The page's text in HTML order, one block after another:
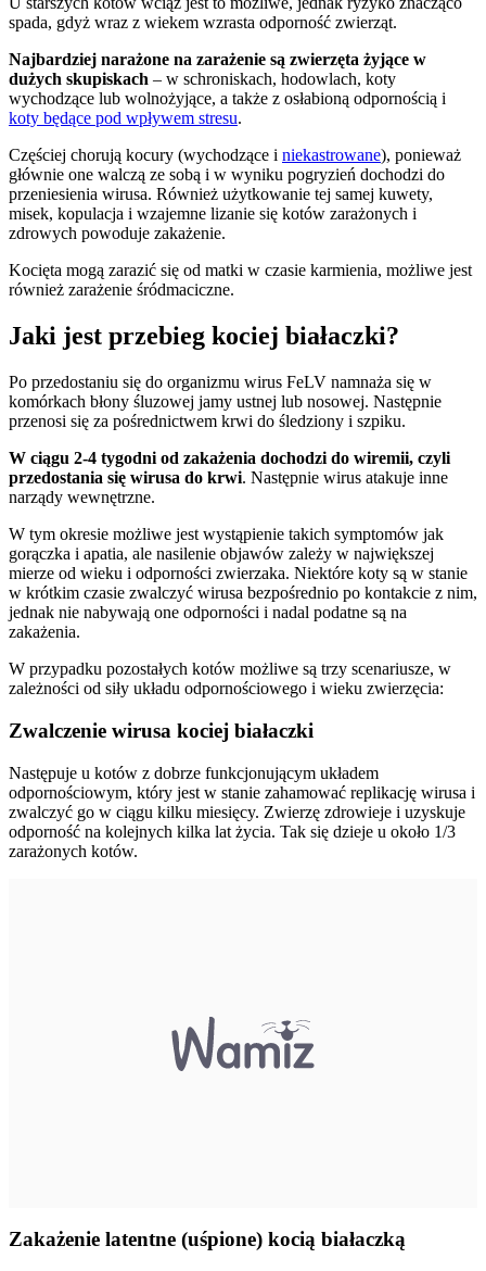
spada, gdyż wraz z wiekem wzrasta odporność zwierząt.
Najbardziej narażone na zarażenie są zwierzęta żyjące w
dużych skupiskach – w schroniskach, hodowlach, koty
wychodzące lub wolnożyjące, a także z osłabioną odpornością i
koty będące pod wpływem stresu.
Częściej chorują kocury (wychodzące i niekastrowane), ponieważ
głównie one walczą ze sobą i w wyniku pogryzień dochodzi do
przeniesienia wirusa. Również użytkowanie tej samej kuwety,
misek, kopulacja i wzajemne lizanie się kotów zarażonych i
zdrowych powoduje zakażenie.
Kocięta mogą zarazić się od matki w czasie karmienia, możliwe jest
również zarażenie śródmaciczne.
Jaki jest przebieg kociej białaczki?
Po przedostaniu się do organizmu wirus FeLV namnaża się w
komórkach błony śluzowej jamy ustnej lub nosowej. Następnie
przenosi się za pośrednictwem krwi do śledziony i szpiku.
W ciągu 2-4 tygodni od zakażenia dochodzi do wiremii, czyli
przedostania się wirusa do krwi. Następnie wirus atakuje inne
narządy wewnętrzne.
W tym okresie możliwe jest wystąpienie takich symptomów jak
gorączka i apatia, ale nasilenie objawów zależy w największej
mierze od wieku i odporności zwierzaka. Niektóre koty są w stanie
w krótkim czasie zwalczyć wirusa bezpośrednio po kontakcie z nim,
jednak nie nabywają one odporności i nadal podatne są na
zakażenia.
W przypadku pozostałych kotów możliwe są trzy scenariusze, w
zależności od siły układu odpornościowego i wieku zwierzęcia:
Zwalczenie wirusa kociej białaczki
Następuje u kotów z dobrze funkcjonującym układem
odpornościowym, który jest w stanie zahamować replikację wirusa i
zwalczyć go w ciągu kilku miesięcy. Zwierzę zdrowieje i uzyskuje
odporność na kolejnych kilka lat życia. Tak się dzieje u około 1/3
zarażonych kotów.
Zakażenie latentne (uśpione) kocią białaczką